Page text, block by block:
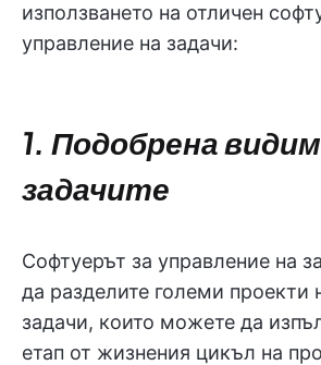
използването на отличен
управление на задачи:
1. Подобрена
задачите
Софтуерът за управление на
да разделите големи проекти
задачи, които можете да
етап от жизнения цикъл на